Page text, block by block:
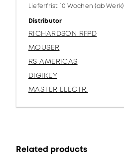
Lieferfrist 10 Wochen (ab Werk)
Distributor
RICHARDSON RFPD
MOUSER
RS AMERICAS
DIGIKEY
MASTER ELECTR.
Related products